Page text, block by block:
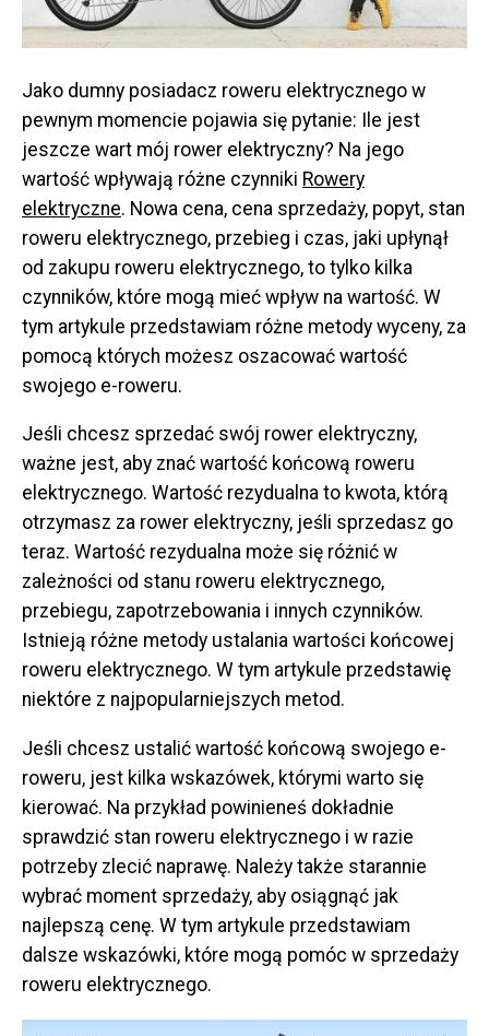
Jako dumny posiadacz roweru elektrycznego w
pewnym momencie pojawia się pytanie: Ile jest
jeszcze wart mój rower elektryczny? Na jego
wartość wpływają różne czynniki Rowery
elektryczne. Nowa cena, cena sprzedaży, popyt, stan
roweru elektrycznego, przebieg i czas, jaki upłynął
od zakupu roweru elektrycznego, to tylko kilka
czynników, które mogą mieć wpływ na wartość. W
tym artykule przedstawiam różne metody wyceny, za
pomocą których możesz oszacować wartość
swojego e-roweru.
Jeśli chcesz sprzedać swój rower elektryczny,
ważne jest, aby znać wartość końcową roweru
elektrycznego. Wartość rezydualna to kwota, którą
otrzymasz za rower elektryczny, jeśli sprzedasz go
teraz. Wartość rezydualna może się różnić w
zależności od stanu roweru elektrycznego,
przebiegu, zapotrzebowania i innych czynników.
Istnieją różne metody ustalania wartości końcowej
roweru elektrycznego. W tym artykule przedstawię
niektóre z najpopularniejszych metod.
Jeśli chcesz ustalić wartość końcową swojego e-
roweru, jest kilka wskazówek, którymi warto się
kierować. Na przykład powinieneś dokładnie
sprawdzić stan roweru elektrycznego i w razie
potrzeby zlecić naprawę. Należy także starannie
wybrać moment sprzedaży, aby osiągnąć jak
najlepszą cenę. W tym artykule przedstawiam
dalsze wskazówki, które mogą pomóc w sprzedaży
roweru elektrycznego.